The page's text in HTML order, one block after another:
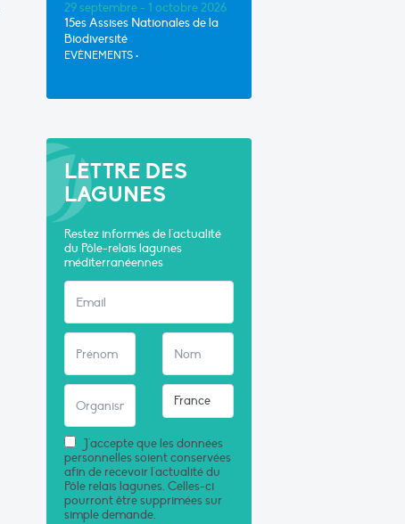
29 septembre - 1 octobre 2026
15es Assises Nationales de la
Biodiversité
EVÈNEMENTS •
LETTRE DES
LAGUNES
Restez informés de l'actualité
du Pôle-relais lagunes
méditerranéennes
J'accepte que les données
personnelles soient conservées
afin de recevoir l'actualité du
Pôle relais lagunes. Celles-ci
pourront être supprimées sur
simple demande.